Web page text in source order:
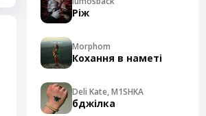
Ріж
Morphom
Кохання в наметі
Deli Kate, M1SHKA
бджілка